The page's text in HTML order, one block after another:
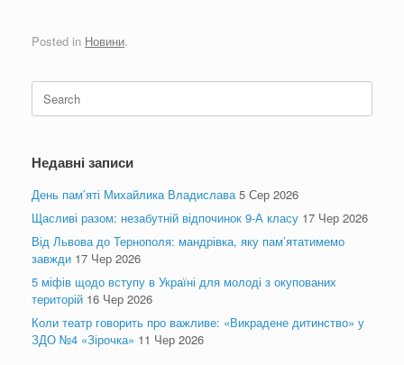
Posted in Новини.
Search
for:
Недавні записи
День пам’яті Михайлика Владислава 5 Сер 2026
Щасливі разом: незабутній відпочинок 9-А класу 17 Чер 2026
Від Львова до Тернополя: мандрівка, яку пам’ятатимемо
завжди 17 Чер 2026
5 міфів щодо вступу в Україні для молоді з окупованих
територій 16 Чер 2026
Коли театр говорить про важливе: «Викрадене дитинство» у
ЗДО №4 «Зірочка» 11 Чер 2026